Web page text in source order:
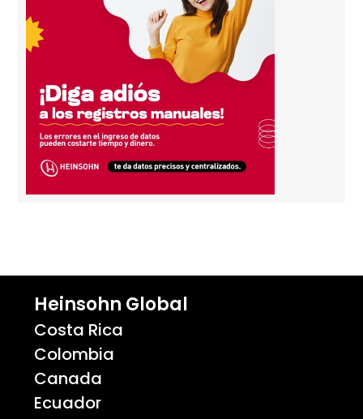
Heinsohn Global
Costa Rica
Colombia
Canada
Ecuador